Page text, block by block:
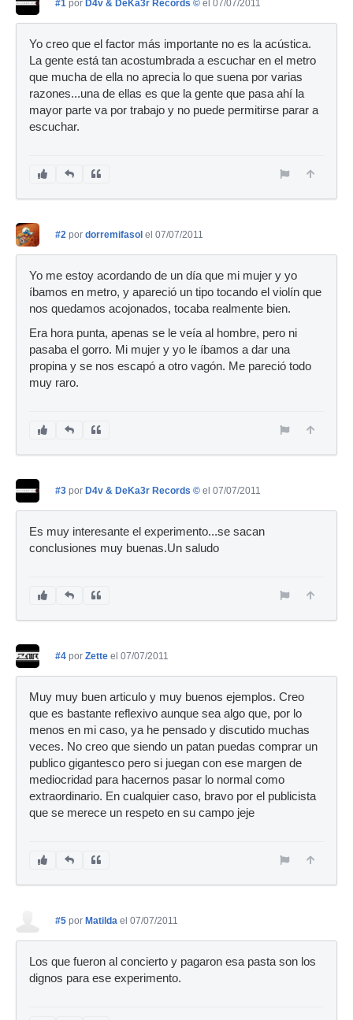
#1 por D4v & DeKa3r Records © el 07/07/2011
Yo creo que el factor más importante no es la acústica.
La gente está tan acostumbrada a escuchar en el metro
que mucha de ella no aprecia lo que suena por varias
razones...una de ellas es que la gente que pasa ahí la
mayor parte va por trabajo y no puede permitirse parar a
escuchar.
#2 por dorremifasol el 07/07/2011
Yo me estoy acordando de un día que mi mujer y yo
íbamos en metro, y apareció un tipo tocando el violín que
nos quedamos acojonados, tocaba realmente bien.
Era hora punta, apenas se le veía al hombre, pero ni
pasaba el gorro. Mi mujer y yo le íbamos a dar una
propina y se nos escapó a otro vagón. Me pareció todo
muy raro.
#3 por D4v & DeKa3r Records © el 07/07/2011
Es muy interesante el experimento...se sacan
conclusiones muy buenas.Un saludo
#4 por Zette el 07/07/2011
Muy muy buen articulo y muy buenos ejemplos. Creo
que es bastante reflexivo aunque sea algo que, por lo
menos en mi caso, ya he pensado y discutido muchas
veces. No creo que siendo un patan puedas comprar un
publico gigantesco pero si juegan con ese margen de
mediocridad para hacernos pasar lo normal como
extraordinario. En cualquier caso, bravo por el publicista
que se merece un respeto en su campo jeje
#5 por Matilda el 07/07/2011
Los que fueron al concierto y pagaron esa pasta son los
dignos para ese experimento.